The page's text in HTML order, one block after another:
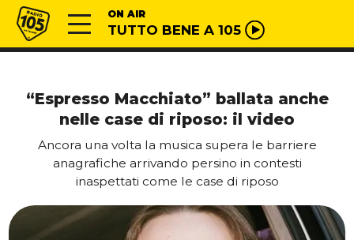
Vai al contenuto
Radio 105 ON AIR
TUTTO BENE A 105
“Espresso Macchiato” ballata anche
nelle case di riposo: il video
Ancora una volta la musica supera le barriere
anagrafiche arrivando persino in contesti
inaspettati come le case di riposo